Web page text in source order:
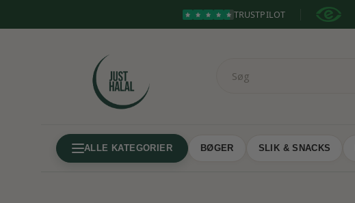
TRUSTPILOT
ALLE KATEGORIER BØGER SLIK & SNACKS